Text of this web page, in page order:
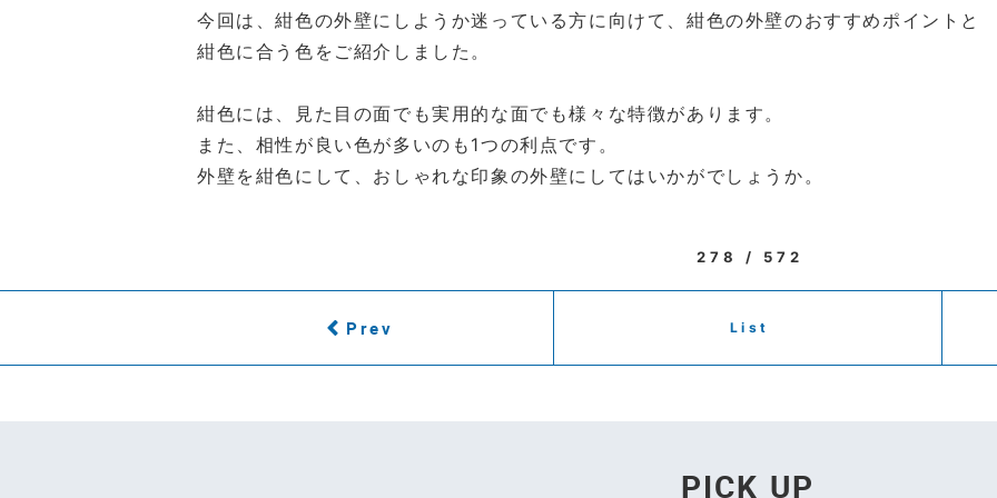
今回は、紺色の外壁にしようか迷っている方に向けて、紺色の外壁のおすすめポイントと
紺色に合う色をご紹介しました。
紺色には、見た目の面でも実用的な面でも様々な特徴があります。
また、相性が良い色が多いのも1つの利点です。
外壁を紺色にして、おしゃれな印象の外壁にしてはいかがでしょうか。
278 / 572
Prev List
PICK UP